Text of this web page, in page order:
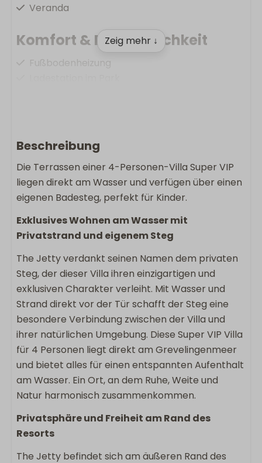
Veranda
Komfort & Bequemlichkeit
Fußbodenheizung
Wäschetrockner
Wohnen & Kochen
Grundfläche: 130
Flachbildschirm-TV
Bügeleisen
Bügelbrett
Spülmaschine
Wäscheständer
Keukengerei
Induktion
Kombimicrowelle
Kühlschrank mit Gefrierfach
Nespresso
Wasserkocher
Außenbereich
Esstisch im Außenbereich
Zeig mehr ↓
Beschreibung
Die Terrassen einer 4-Personen-Villa Super VIP
liegen direkt am Wasser und verfügen über einen
eigenen Badesteg, perfekt für Kinder.
Exklusives Wohnen am Wasser mit
Privatstrand und eigenem Steg
The Jetty verdankt seinen Namen dem privaten
Steg, der dieser Villa ihren einzigartigen und
exklusiven Charakter verleiht. Mit Wasser und
Strand direkt vor der Tür schafft der Steg eine
besondere Verbindung zwischen der Villa und
ihrer natürlichen Umgebung. Diese Super VIP Villa
für 4 Personen liegt direkt am Grevelingenmeer
und bietet alles für einen entspannten Aufenthalt
am Wasser. Ein Ort, an dem Ruhe, Weite und
Natur harmonisch zusammenkommen.
Privatsphäre und Freiheit am Rand des
Resorts
The Jetty befindet sich am äußeren Rand des